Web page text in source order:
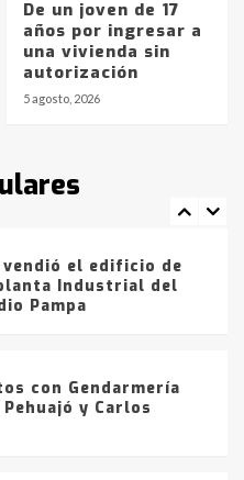
De un joven de 17
años por ingresar a
una vivienda sin
autorización
5 agosto, 2026
de Bahía
que Agosto vendrá
en gran parte
por
de drogas en la
vendió el edificio de
Industrial del
Pampa
con Gendarmería
y Carlos